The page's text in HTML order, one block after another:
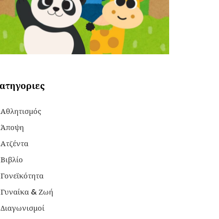
Αθλητισμός
Άποψη
Ατζέντα
Βιβλίο
Γονεϊκότητα
Γυναίκα & Ζωή
Διαγωνισμοί